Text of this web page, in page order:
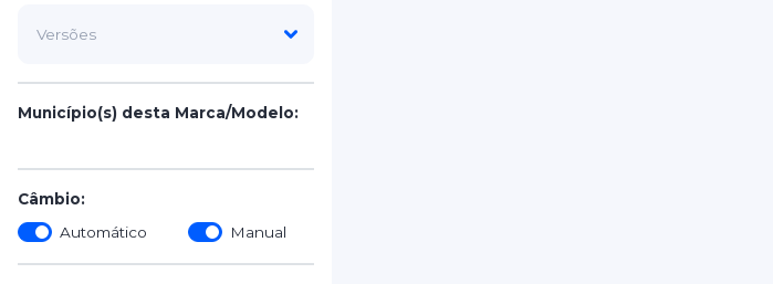
Município(s) desta Marca/Modelo:
Câmbio:
Automático
Manual